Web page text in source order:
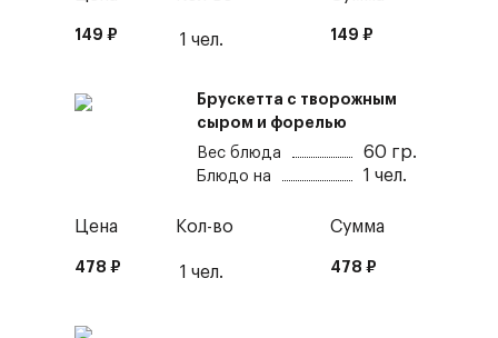
149 ₽ 1 чел. 149 ₽
Брускетта с творожным
сыром и форелью
Вес блюда
60 гр.
Блюдо на 1 чел.
Цена
478 ₽
Кол-во
1 чел.
Сумма
478 ₽